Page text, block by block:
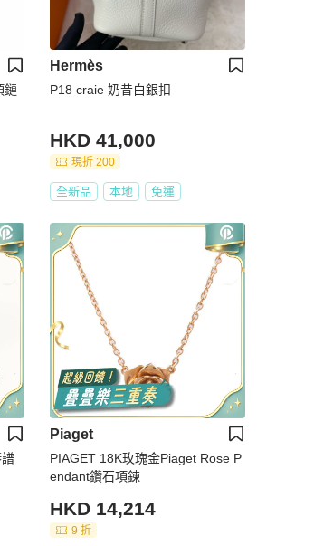
鏈
Hermès
P18 craie 奶昔白銀扣
HKD 41,000
現折 200
全新品 本地 免運
Piaget
PIAGET 18K玫瑰金Piaget Rose P
endant鑽石項鍊
HKD 14,214
9 折